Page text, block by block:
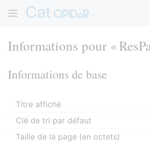
Informations pour «
Informations de base
Titre affiché
Clé de tri par défaut
Taille de la page (en octets)